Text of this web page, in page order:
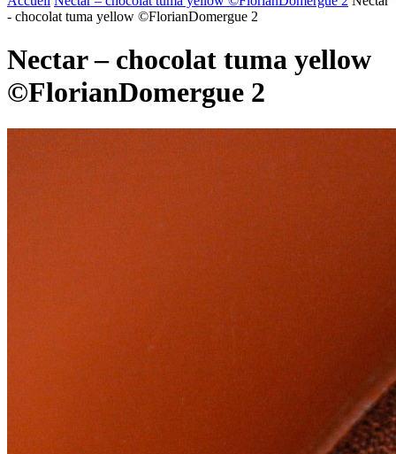
- chocolat tuma yellow ©FlorianDomergue 2
Nectar – chocolat tuma yellow
©FlorianDomergue 2